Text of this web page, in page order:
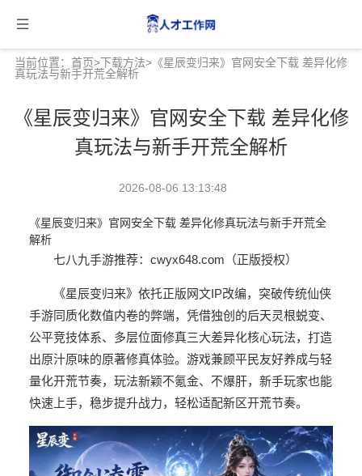
当前位置： 首页>下载方法>《星辰变归来》官网安全下载 差异化修
真玩法与新手开荒全解析
《星辰变归来》官网安全下载 差异化修
真玩法与新手开荒全解析
2026-08-06 13:13:48
《星辰变归来》官网安全下载 差异化修真玩法与新手开荒全
解析
七八九手游推荐： cwyx648.com（正版授权）
《星辰变归来》依托正版网文IP改编，突破传统仙侠
手游同质化数值内卷的弊端，凭借独创的后天灵根蜕变、
公平竞技体系、多层位面修真三大差异化核心玩法，打造
出原汁原味的原著修真体验。游戏兼顾平民友好养成与轻
量化开荒节奏，玩法新颖不氪金、不爆肝，新手玩家也能
快速上手，稳步提升战力，轻松适配新区开荒节奏。